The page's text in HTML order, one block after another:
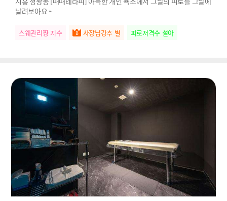
날려보아요 ~
스웨관리짱 지수 사장님강추 별 피로저격수 설아